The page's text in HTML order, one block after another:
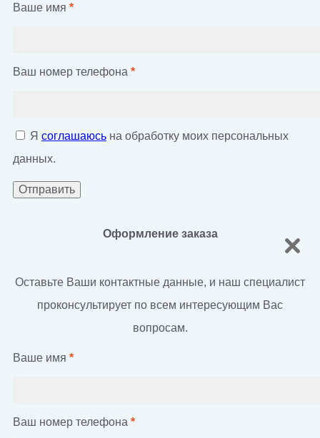
Ваше имя *
Ваш номер телефона *
Я соглашаюсь на обработку моих персональных
данных.
Оформление заказа
Оставьте Ваши контактные данные, и наш специалист
проконсультирует по всем интересующим Вас
вопросам.
Ваше имя *
Ваш номер телефона *